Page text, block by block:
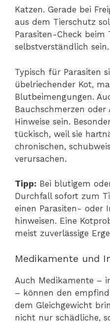
Katzen. Gerade bei
aus dem Tierschutz
Parasiten-Check beim
selbstverständlich sein.
Typisch für Parasiten
übelriechender Kot,
Blutbeimengungen.
Bauchschmerzen
Hinweise sein.
tückisch, weil sie
chronischen,
verursachen.
Tipp: Bei blutigem
Durchfall sofort zum
einen Parasiten- oder
hinweisen. Eine
meist zuverlässige
Medikamente und
Auch Medikamente –
– können den
dem Gleichgewicht
nicht nur schädliche,